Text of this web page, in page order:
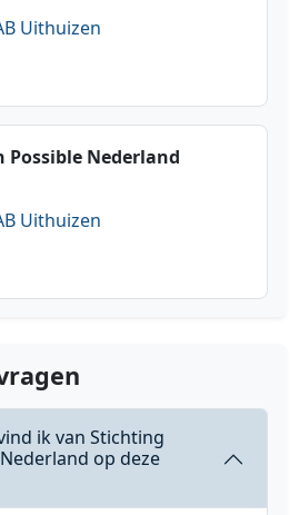
Uithuizen
Nederland
Uithuizen
ik van Stichting
op deze